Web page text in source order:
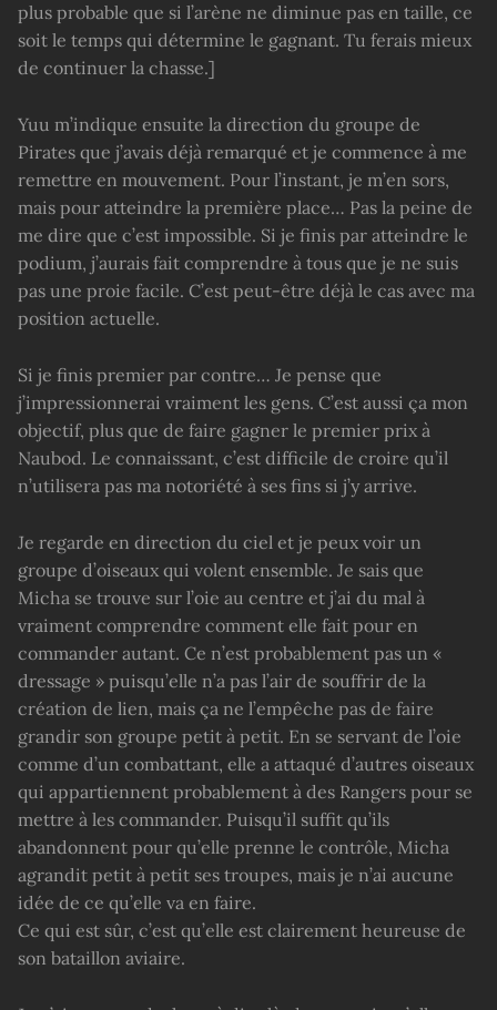
plus probable que si l’arène ne diminue pas en taille, ce
soit le temps qui détermine le gagnant. Tu ferais mieux
de continuer la chasse.]
Yuu m’indique ensuite la direction du groupe de
Pirates que j’avais déjà remarqué et je commence à me
remettre en mouvement. Pour l’instant, je m’en sors,
mais pour atteindre la première place… Pas la peine de
me dire que c’est impossible. Si je finis par atteindre le
podium, j’aurais fait comprendre à tous que je ne suis
pas une proie facile. C’est peut-être déjà le cas avec ma
position actuelle.
Si je finis premier par contre… Je pense que
j’impressionnerai vraiment les gens. C’est aussi ça mon
objectif, plus que de faire gagner le premier prix à
Naubod. Le connaissant, c’est difficile de croire qu’il
n’utilisera pas ma notoriété à ses fins si j’y arrive.
Je regarde en direction du ciel et je peux voir un
groupe d’oiseaux qui volent ensemble. Je sais que
Micha se trouve sur l’oie au centre et j’ai du mal à
vraiment comprendre comment elle fait pour en
commander autant. Ce n’est probablement pas un «
dressage » puisqu’elle n’a pas l’air de souffrir de la
création de lien, mais ça ne l’empêche pas de faire
grandir son groupe petit à petit. En se servant de l’oie
comme d’un combattant, elle a attaqué d’autres oiseaux
qui appartiennent probablement à des Rangers pour se
mettre à les commander. Puisqu’il suffit qu’ils
abandonnent pour qu’elle prenne le contrôle, Micha
agrandit petit à petit ses troupes, mais je n’ai aucune
idée de ce qu’elle va en faire.
Ce qui est sûr, c’est qu’elle est clairement heureuse de
son bataillon aviaire.